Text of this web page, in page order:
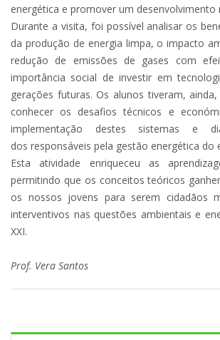
energética e promover um desenvolvimento
Durante a visita, foi possível analisar os
da produção de energia limpa, o impacto
redução de emissões de gases com
importância social de investir em
gerações futuras. Os alunos tiveram,
conhecer os desafios técnicos e
implementação destes sistemas e
dos responsáveis pela gestão energética do
Esta atividade enriqueceu as
permitindo que os conceitos teóricos
os nossos jovens para serem cidadãos
interventivos nas questões ambientais e
XXI.
Prof. Vera Santos